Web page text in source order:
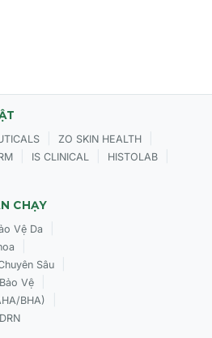
săn chắc.
Tretinoin 0.1% Cream
ZO SKIN HEALTH
IS CLINICAL HISTOLAB
CHẠY
Vệ Da
Sâu
Vệ
BHA)